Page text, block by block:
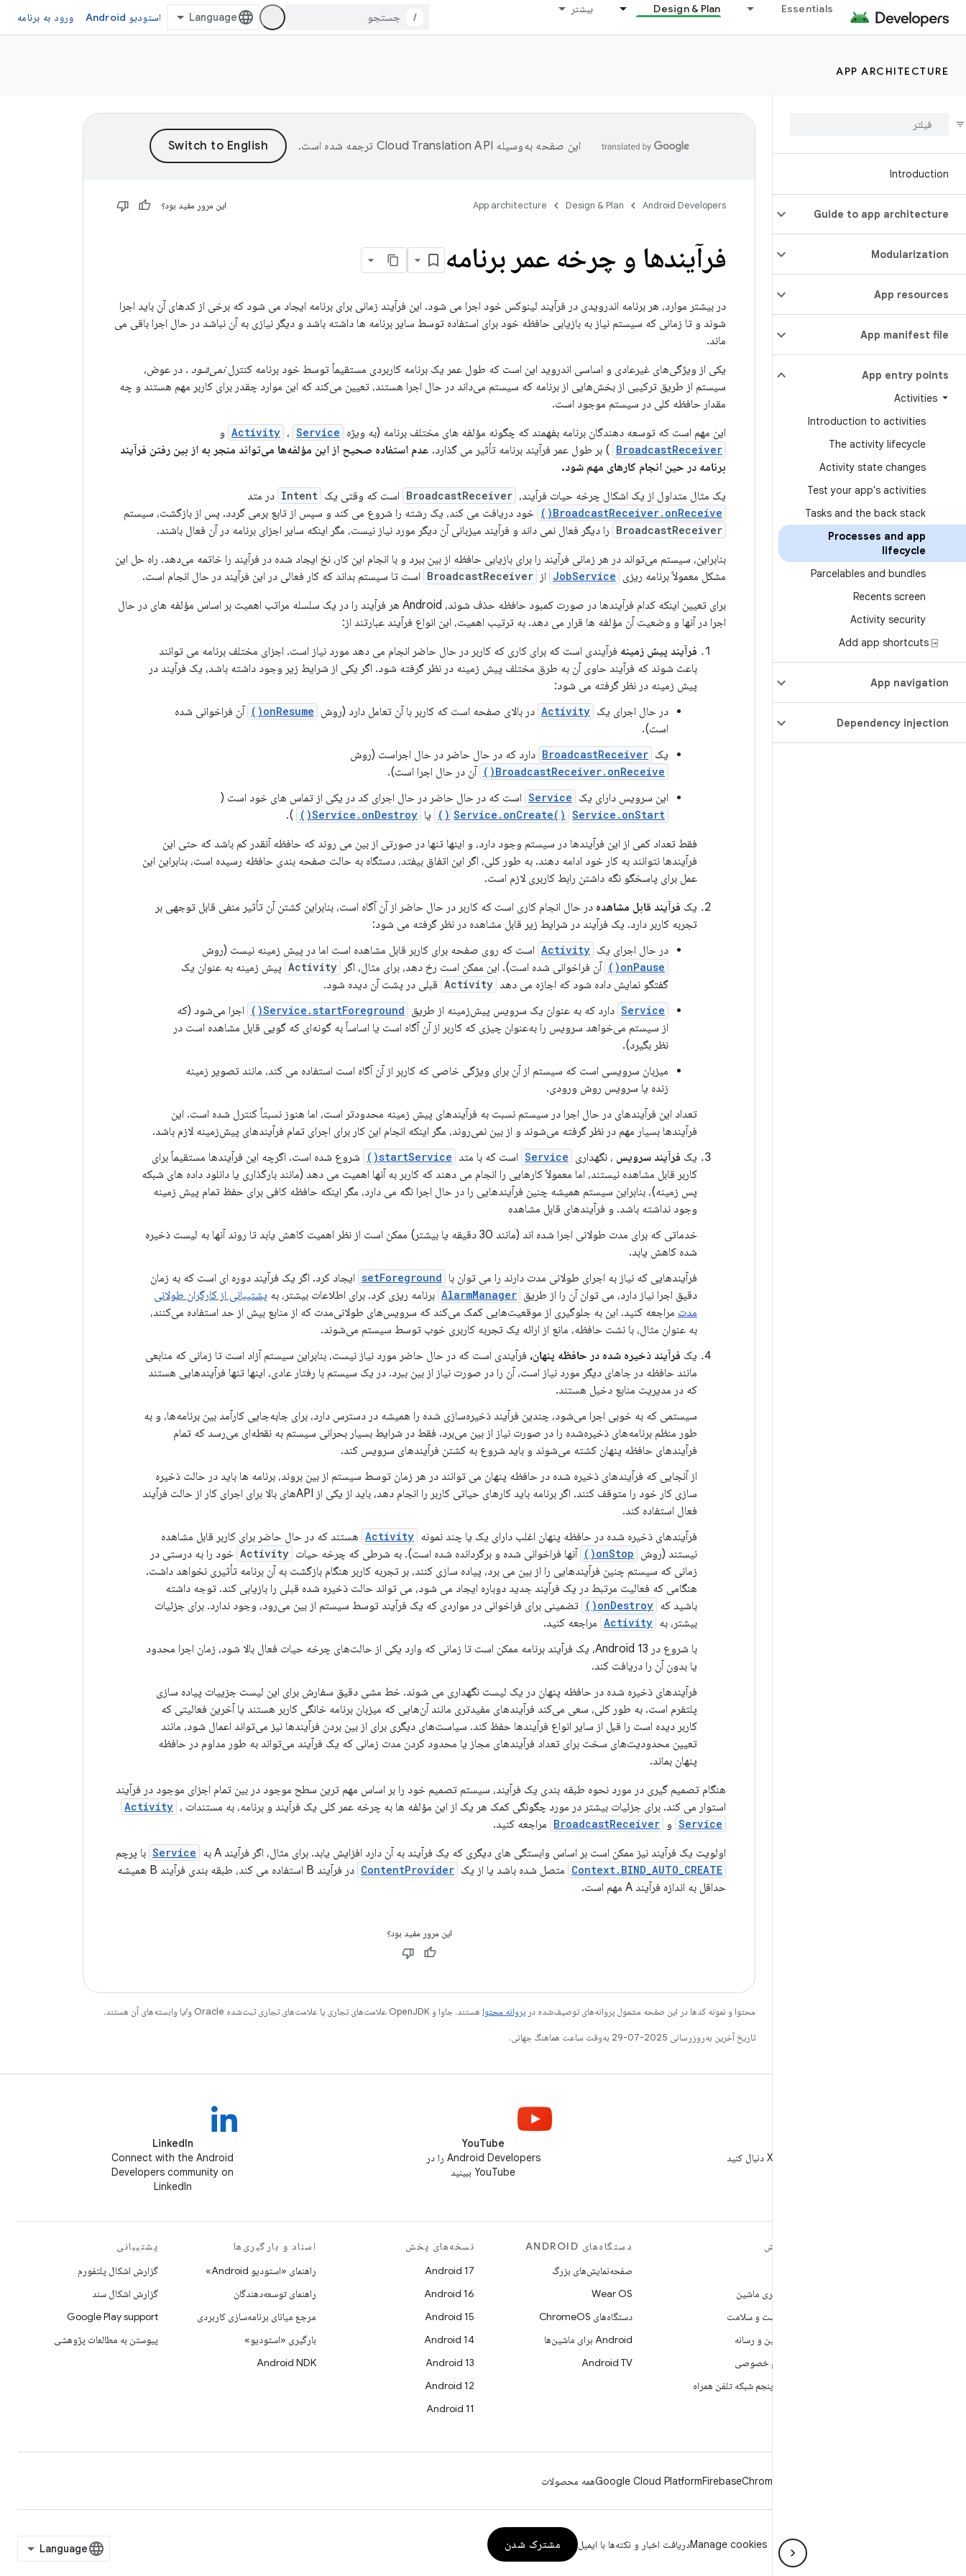
Essentials
Design & Plan بیشتر
/ استودیو Android ورود به برنامه
APP ARCHITECTURE
Introduction
Guide to app architecture
Modularization
App resources
App manifest file
App entry points
Activities
Introduction to activities
The activity lifecycle
Activity state changes
Test your app's activities
Tasks and the back stack
Processes and app
lifecycle
Parcelables and bundles
Recents screen
Activity security
Add app shortcuts ⍈
App navigation
Dependency injection
این صفحه به‌وسیله ترجمه شده است.
Android Developers
Design & Plan
App architecture این مرور مفید بود؟
فرآیندها و چرخه عمر برنامه
در بیشتر موارد، هر برنامه اندرویدی در فرآیند لینوکس خود اجرا می شود. این فرآیند زمانی برای برنامه ایجاد می شود که برخی از کدهای آن باید اجرا
شوند و تا زمانی که سیستم نیاز به بازیابی حافظه خود برای استفاده توسط سایر برنامه ها داشته باشد و دیگر نیازی به آن نباشد در حال اجرا باقی می
ماند.
یکی از ویژگی‌های غیرعادی و اساسی اندروید این است که طول عمر یک برنامه کاربردی مستقیماً توسط خود برنامه کنترلنمی‌شود . در عوض،
سیستم از طریق ترکیبی از بخش‌هایی از برنامه که سیستم می‌داند در حال اجرا هستند، تعیین می‌کند که این موارد چقدر برای کاربر مهم هستند و چه
مقدار حافظه کلی در سیستم موجود است.
این مهم است که توسعه دهندگان برنامه بفهمند که چگونه مؤلفه های مختلف برنامه (به ویژه
Activity ، Service و
BroadcastReceiver ) بر طول عمر فرآیند برنامه تأثیر می گذارد. عدم استفاده صحیح از این مؤلفه‌ها می‌تواند منجر به از بین رفتن فرآیند
برنامه در حین انجام کارهای مهم شود.
یک مثال متداول از یک اشکال چرخه حیات فرآیند، BroadcastReceiver است که وقتی یک Intent در متد
BroadcastReceiver.onReceive() خود دریافت می کند، یک رشته را شروع می کند و سپس از تابع برمی گردد. پس از بازگشت، سیستم
BroadcastReceiver را دیگر فعال نمی داند و فرآیند میزبانی آن دیگر مورد نیاز نیست، مگر اینکه سایر اجزای برنامه در آن فعال باشند.
بنابراین، سیستم می‌تواند در هر زمانی فرآیند را برای بازیابی حافظه از بین ببرد و با انجام این کار، نخ ایجاد شده در فرآیند را خاتمه می‌دهد. راه حل این
مشکل معمولاً برنامه ریزی JobService از BroadcastReceiver است تا سیستم بداند که کار فعالی در این فرآیند در حال انجام است.
برای تعیین اینکه کدام فرآیندها در صورت کمبود حافظه حذف شوند، Android هر فرآیند را در یک سلسله مراتب اهمیت بر اساس مؤلفه های در حال
اجرا در آنها و وضعیت آن مؤلفه ها قرار می دهد. به ترتیب اهمیت، این انواع فرآیند عبارتند از:
فرآیند پیش زمینه فرآیندی است که برای کاری که کاربر در حال حاضر انجام می دهد مورد نیاز است. اجزای مختلف برنامه می توانند
باعث شوند که فرآیند حاوی آن به طرق مختلف پیش زمینه در نظر گرفته شود. اگر یکی از شرایط زیر وجود داشته باشد، یک فرآیند در
پیش زمینه در نظر گرفته می شود:
در حال اجرای یک Activity در بالای صفحه است که کاربر با آن تعامل دارد (روش onResume()
آن فراخوانی شده
است).
یک BroadcastReceiver دارد که در حال حاضر در حال اجراست (روش
BroadcastReceiver.onReceive()
آن در حال اجرا است).
این سرویس دارای یک Service است که در حال حاضر در حال اجرای کد در یکی از تماس های خود است (
Service.onCreate() Service.onStart() یا Service.onDestroy()
).
فقط تعداد کمی از این فرآیندها در سیستم وجود دارد، و اینها تنها در صورتی از بین می روند که حافظه آنقدر کم باشد که حتی این
فرآیندها نتوانند به کار خود ادامه دهند. به طور کلی، اگر این اتفاق بیفتد، دستگاه به حالت صفحه بندی حافظه رسیده است، بنابراین این
عمل برای پاسخگو نگه داشتن رابط کاربری لازم است.
یک فرآیند قابل مشاهده در حال انجام کاری است که کاربر در حال حاضر از آن آگاه است، بنابراین کشتن آن تأثیر منفی قابل توجهی بر
تجربه کاربر دارد. یک فرآیند در شرایط زیر قابل مشاهده در نظر گرفته می شود:
در حال اجرای یک Activity است که روی صفحه برای کاربر قابل مشاهده است اما در پیش زمینه نیست (روش
onPause() آن فراخوانی شده است). این ممکن است رخ دهد، برای مثال، اگر Activity پیش زمینه به عنوان یک
گفتگو نمایش داده شود که اجازه می دهد Activity قبلی در پشت آن دیده شود.
Service دارد که به عنوان یک سرویس پیش‌زمینه از طریق Service.startForeground()
اجرا می‌شود (که
از سیستم می‌خواهد سرویس را به‌عنوان چیزی که کاربر از آن آگاه است یا اساساً به گونه‌ای که گویی قابل مشاهده است در
نظر بگیرد).
میزبان سرویسی است که سیستم از آن برای ویژگی خاصی که کاربر از آن آگاه است استفاده می کند، مانند تصویر زمینه
زنده یا سرویس روش ورودی.
تعداد این فرآیندهای در حال اجرا در سیستم نسبت به فرآیندهای پیش زمینه محدودتر است، اما هنوز نسبتاً کنترل شده است. این
فرآیندها بسیار مهم در نظر گرفته می‌شوند و از بین نمی‌روند، مگر اینکه انجام این کار برای اجرای تمام فرآیندهای پیش‌زمینه لازم باشد.
یک فرآیند سرویس ، نگهداری Service است که با متد startService()
شروع شده است. اگرچه این فرآیندها مستقیماً برای
کاربر قابل مشاهده نیستند، اما معمولاً کارهایی را انجام می دهند که کاربر به آنها اهمیت می دهد (مانند بارگذاری یا دانلود داده های شبکه
پس زمینه)، بنابراین سیستم همیشه چنین فرآیندهایی را در حال اجرا نگه می دارد، مگر اینکه حافظه کافی برای حفظ تمام پیش زمینه
وجود نداشته باشد. و فرآیندهای قابل مشاهده
خدماتی که برای مدت طولانی اجرا شده اند (مانند 30 دقیقه یا بیشتر) ممکن است از نظر اهمیت کاهش یابد تا روند آنها به لیست ذخیره
شده کاهش یابد.
فرآیندهایی که نیاز به اجرای طولانی مدت دارند را می توان با setForeground ایجاد کرد. اگر یک فرآیند دوره ای است که به زمان
دقیق اجرا نیاز دارد، می توان آن را از طریق AlarmManager برنامه ریزی کرد. برای اطلاعات بیشتر، به پشتیبانی از کارگران طولانی
مدت مراجعه کنید. این به جلوگیری از موقعیت‌هایی کمک می‌کند که سرویس‌های طولانی‌مدت که از منابع بیش از حد استفاده می‌کنند،
به عنوان مثال، با نشت حافظه، مانع از ارائه یک تجربه کاربری خوب توسط سیستم می‌شوند.
یک فرآیند ذخیره شده در حافظه پنهان، فرآیندی است که در حال حاضر مورد نیاز نیست، بنابراین سیستم آزاد است تا زمانی که منابعی
مانند حافظه در جاهای دیگر مورد نیاز است، آن را در صورت نیاز از بین ببرد. در یک سیستم با رفتار عادی، اینها تنها فرآیندهایی هستند
که در مدیریت منابع دخیل هستند.
سیستمی که به خوبی اجرا می‌شود، چندین فرآیند ذخیره‌سازی شده را همیشه در دسترس دارد، برای جابه‌جایی کارآمد بین برنامه‌ها، و به
طور منظم برنامه‌های ذخیره‌شده را در صورت نیاز از بین می‌برد. فقط در شرایط بسیار بحرانی سیستم به نقطه‌ای می‌رسد که تمام
فرآیندهای حافظه پنهان کشته می‌شوند و باید شروع به کشتن فرآیندهای سرویس کند.
از آنجایی که فرآیندهای ذخیره شده در حافظه پنهان می توانند در هر زمان توسط سیستم از بین بروند، برنامه ها باید در حالت ذخیره
سازی کار خود را متوقف کنند. اگر برنامه باید کارهای حیاتی کاربر را انجام دهد، باید از یکی از APIهای بالا برای اجرای کار از حالت فرآیند
فعال استفاده کند.
فرآیندهای ذخیره شده در حافظه پنهان اغلب دارای یک یا چند نمونه Activity هستند که در حال حاضر برای کاربر قابل مشاهده
نیستند (روش onStop() آنها فراخوانی شده و برگردانده شده است). به شرطی که چرخه حیات Activity خود را به درستی در
زمانی که سیستم چنین فرآیندهایی را از بین می برد، پیاده سازی کنند، بر تجربه کاربر هنگام بازگشت به آن برنامه تأثیری نخواهد داشت.
هنگامی که فعالیت مرتبط در یک فرآیند جدید دوباره ایجاد می شود، می تواند حالت ذخیره شده قبلی را بازیابی کند. توجه داشته
باشید که onDestroy()
تضمینی برای فراخوانی در مواردی که یک فرآیند توسط سیستم از بین می‌رود، وجود ندارد. برای جزئیات
بیشتر، به Activity مراجعه کنید.
با شروع در Android 13، یک فرآیند برنامه ممکن است تا زمانی که وارد یکی از حالت‌های چرخه حیات فعال بالا شود، زمان اجرا محدود
یا بدون آن را دریافت کند.
فرآیندهای ذخیره شده در حافظه پنهان در یک لیست نگهداری می شوند. خط مشی دقیق سفارش برای این لیست جزییات پیاده سازی
پلتفرم است. به طور کلی، سعی می‌کند فرآیندهای مفیدتری مانند آن‌هایی که میزبان برنامه خانگی کاربر هستند یا آخرین فعالیتی که
کاربر دیده است را قبل از سایر انواع فرآیندها حفظ کند. سیاست‌های دیگری برای از بین بردن فرآیندها نیز می‌تواند اعمال شود، مانند
تعیین محدودیت‌های سخت برای تعداد فرآیندهای مجاز یا محدود کردن مدت زمانی که یک فرآیند می‌تواند به طور مداوم در حافظه
پنهان بماند.
هنگام تصمیم گیری در مورد نحوه طبقه بندی یک فرآیند، سیستم تصمیم خود را بر اساس مهم ترین سطح موجود در بین تمام اجزای موجود در فرآیند
استوار می کند. برای جزئیات بیشتر در مورد چگونگی کمک هر یک از این مؤلفه ها به چرخه عمر کلی یک فرآیند و برنامه، به مستندات
Activity ،
Service و BroadcastReceiver مراجعه کنید.
اولویت یک فرآیند نیز ممکن است بر اساس وابستگی های دیگری که یک فرآیند به آن دارد افزایش یابد. برای مثال، اگر فرآیند A به
Service با پرچم
Context.BIND_AUTO_CREATE متصل شده باشد یا از یک ContentProvider
در فرآیند B استفاده می کند، طبقه بندی فرآیند B همیشه
حداقل به اندازه فرآیند A مهم است.
این مرور مفید بود؟
محتوا و نمونه کدها در این صفحه مشمول پروانه‌های توصیف‌شده در پروانه محتوا هستند. جاوا و OpenJDK علامت‌های تجاری یا علامت‌های تجاری ثبت‌شده Oracle و/یا وابسته‌های آن هستند.
تاریخ آخرین به‌روزرسانی 2025-07-29 به‌وقت ساعت هماهنگ جهانی.
YouTube
Android Developers را در
YouTube ببینید
LinkedIn
Connect with the Android
Developers community on
LinkedIn
کاوش
یادگیری ماشین
بهداشت و سلامت
دوربین و رسانه
حریم خصوصی
نسل پنجم شبکه تلفن همراه
دستگاه‌های ANDROID
صفحه‌نمایش‌های بزرگ
Wear OS
دستگاه‌های ChromeOS
Android برای ماشین‌ها
Android TV
نسخه‌های پخش
Android 17
Android 16
Android 15
Android 14
Android 13
Android 12
Android 11
اسناد و بارگیری‌ها
راهنمای «استودیو Android»
راهنمای توسعه‌دهندگان
مرجع میانای برنامه‌سازی کاربردی
بارگیری «استودیو»
Android NDK
پشتیبانی
گزارش اشکال پلتفورم
گزارش اشکال سند
Google Play support
پیوستن به مطالعات پژوهشی
Chrome
Firebase
Google Cloud Platformهمه محصولات
دستورالعمل‌های نمانام Manage cookiesدریافت اخبار و نکته‌ها با ایمیل مشترک شدن